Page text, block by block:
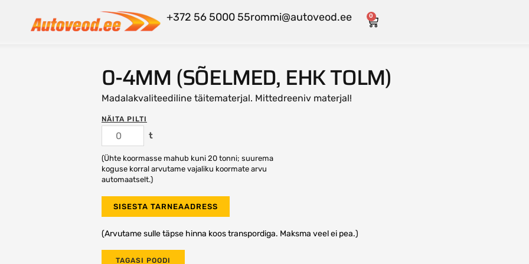
+372 56 5000 55rommi@autoveod.ee 0
0-4MM (SÕELMED, EHK TOLM)
Madalakvaliteediline täitematerjal. Mittedreeniv materjal!
NÄITA PILTI
t
(Ühte koormasse mahub kuni 20 tonni; suurema
koguse korral arvutame vajaliku koormate arvu
automaatselt.)
SISESTA TARNEAADRESS
(Arvutame sulle täpse hinna koos transpordiga. Maksma veel ei pea.)
TAGASI POODI